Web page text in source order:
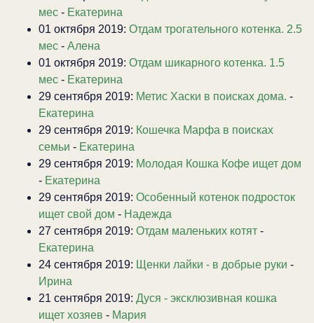
мес - Екатерина
01 октября 2019: Отдам трогательного котенка. 2.5
мес - Алена
01 октября 2019: Отдам шикарного котенка. 1.5
мес - Екатерина
29 сентября 2019: Метис Хаски в поисках дома. -
Екатерина
29 сентября 2019: Кошечка Марфа в поисках
семьи - Екатерина
29 сентября 2019: Молодая Кошка Кофе ищет дом
- Екатерина
29 сентября 2019: Особенный котенок подросток
ищет свой дом - Надежда
27 сентября 2019: Отдам маленьких котят -
Екатерина
24 сентября 2019: Щенки лайки - в добрые руки -
Ирина
21 сентября 2019: Дуся - эксклюзивная кошка
ищет хозяев - Мария